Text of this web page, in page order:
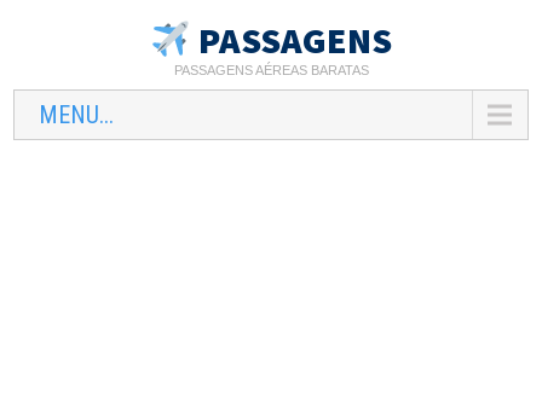
PASSAGENS
PASSAGENS AÉREAS BARATAS
MENU...